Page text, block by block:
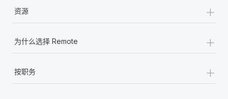
资源 +
为什么选择 Remote +
按职务 +